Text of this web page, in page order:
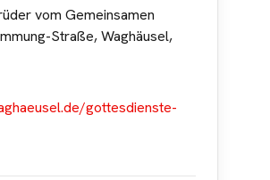
vom Gemeinsamen
Straße, Waghäusel,
gottesdienste-